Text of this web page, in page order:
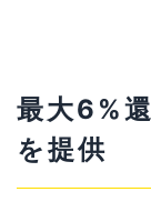
最大6%
を提供